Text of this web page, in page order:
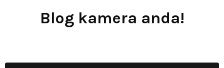
Blog kamera anda!